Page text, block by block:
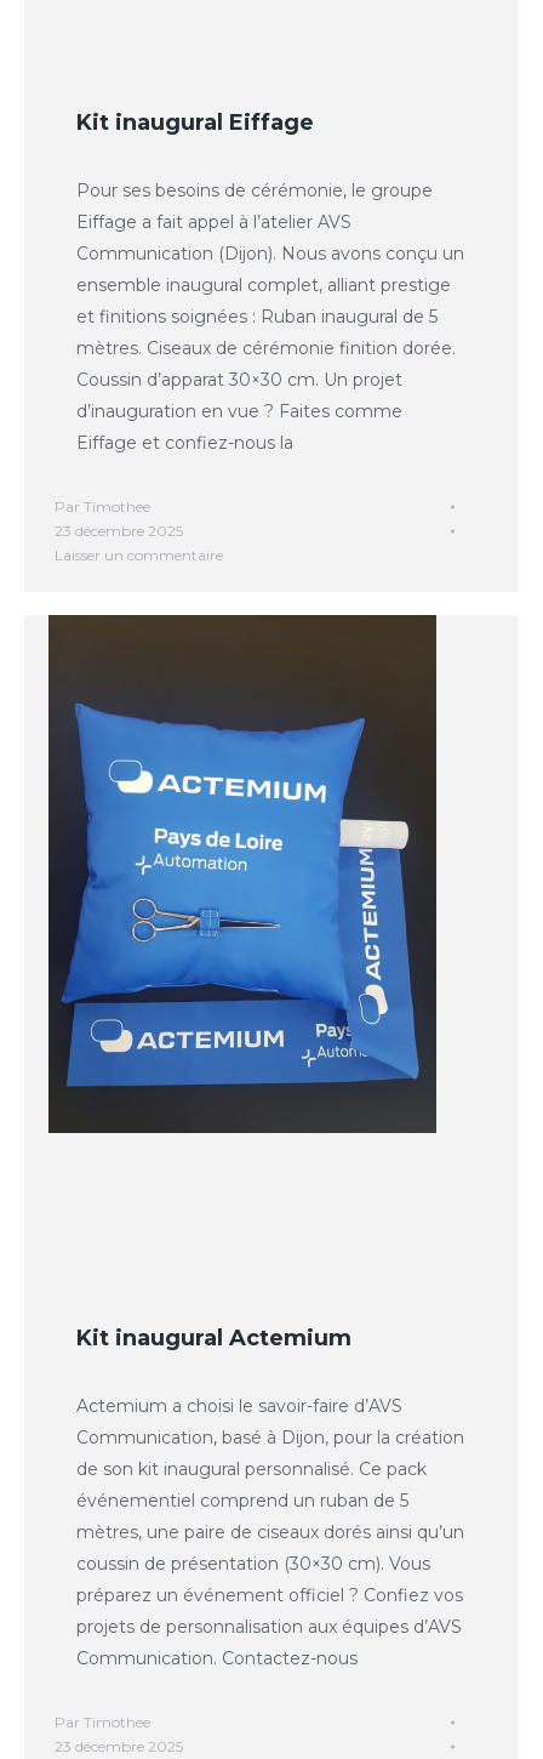
Kit inaugural Eiffage
Pour ses besoins de cérémonie, le groupe
Eiffage a fait appel à l’atelier AVS
Communication (Dijon). Nous avons conçu un
ensemble inaugural complet, alliant prestige
et finitions soignées : Ruban inaugural de 5
mètres. Ciseaux de cérémonie finition dorée.
Coussin d’apparat 30×30 cm. Un projet
d’inauguration en vue ? Faites comme
Eiffage et confiez-nous la
Par Timothee
23 décembre 2025
Laisser un commentaire
Kit inaugural Actemium
Actemium a choisi le savoir-faire d’AVS
Communication, basé à Dijon, pour la création
de son kit inaugural personnalisé. Ce pack
événementiel comprend un ruban de 5
mètres, une paire de ciseaux dorés ainsi qu’un
coussin de présentation (30×30 cm). Vous
préparez un événement officiel ? Confiez vos
projets de personnalisation aux équipes d’AVS
Communication. Contactez-nous
Par Timothee
23 décembre 2025